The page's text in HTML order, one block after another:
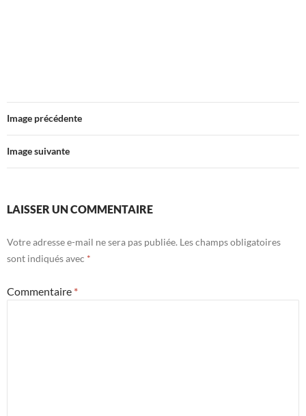
Image précédente
Image suivante
LAISSER UN COMMENTAIRE
Votre adresse e-mail ne sera pas publiée. Les champs obligatoires
sont indiqués avec *
Commentaire *